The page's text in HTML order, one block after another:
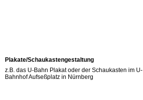
Plakate/Schaukastengestaltung
z.B. das U-Bahn Plakat oder der Schaukasten im U-
Bahnhof Aufseßplatz in Nürnberg